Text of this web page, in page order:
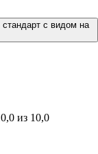
с видом на
из 10,0